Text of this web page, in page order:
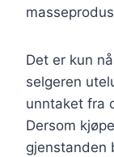
Det er kun
selgeren
unntaket fra
Dersom
gjenstanden